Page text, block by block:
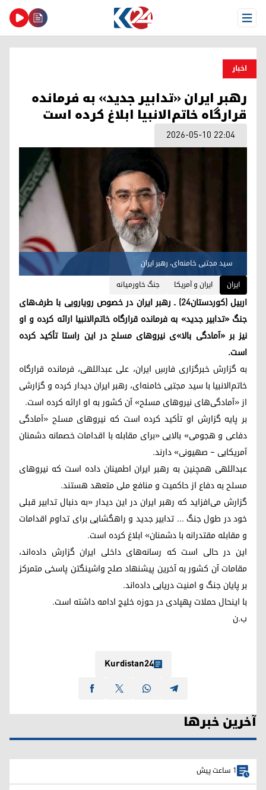
Open Menu
اخبار
رهبر ایران «تدابیر جدید» به فرمانده
قرارگاه خاتم‌‎الانبیا ابلاغ کرده است
2026-05-10 22:04
سید مجتبی خامنه‌ای، رهبر ایران
ایران
ایران و آمریکا جنگ خاورمیانه
اربیل (کوردستان۲۴) ـ رهبر ایران در خصوص رویارویی با طرف‌های
جنگ «تدابیر جدید» به فرمانده قرارگاه خاتم‌‎الانبیا ارائه کرده و او
نیز بر «آمادگی بالا»ی نیروهای مسلح در این راستا تأکید کرده
است.
به گزارش خبرگزاری فارسِ ایران، علی عبداللهی، فرمانده قرارگاه
خاتم‌‎الانبیا با سید مجتبی خامنه‌ای، رهبر ایران دیدار کرده و گزارشی
از «آمادگی‌های نیروهای مسلح» آن کشور به او ارائه کرده است.
بر پایه گزارش او تأکید کرده است که نیروهای مسلح «آمادگی
دفاعی و هجومی» بالایی «برای مقابله با اقدامات خصمانه دشمنان
آمریکایی – صهیونی» دارند.
عبداللهی همچنین به رهبر ایران اطمینان داده است که نیروهای
مسلح به دفاع از حاکمیت و منافع ملی متعهد هستند.
گزارش می‌افزاید که رهبر ایران در اين ديدار «به دنبال تدابیر قبلی
خود در طول جنگ ... تدابیر جدید و راهگشایی برای تداوم اقدامات
و مقابله مقتدرانه با دشمنان» ابلاغ کرده است.
این در حالی است که رسانه‌های داخلی ایران گزارش داده‌اند،
مقامات آن کشور به آخرین پیشنهاد صلح واشینگتن پاسخی متمرکز
بر پایان جنگ و امنیت دریایی داده‌اند.
با اینحال حملات پهپادی در حوزه خلیج ادامه داشته است.
ب.ن
Kurdistan24
آخرین خبرها
1 ساعت پیش